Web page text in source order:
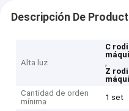
Descripción De
Alta luz
C
,
Z
Cantidad de orden
mínima
1 set